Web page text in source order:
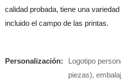
calidad probada, tiene una
incluido el campo de las printas.
Personalización:
Logotipo
piezas),